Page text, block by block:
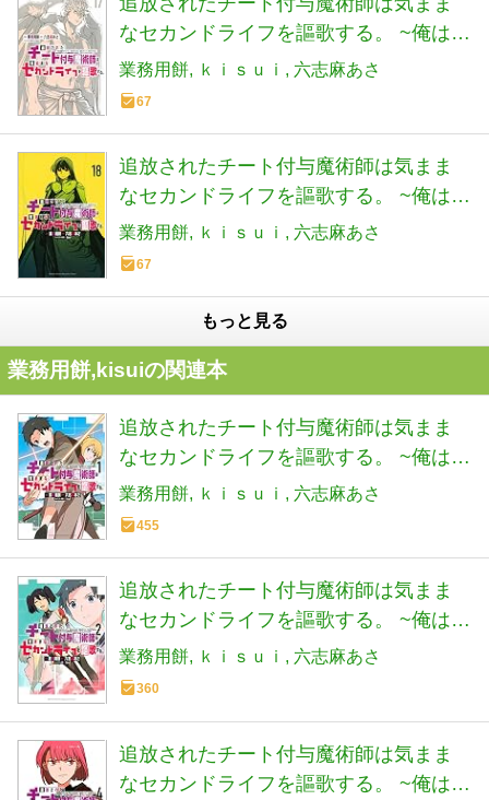
ス)
なセカンドライフを謳歌する。 ~俺は武
器だけじゃなく、あらゆるものに『強
化ポイント』を付与できるし、俺の意
ス)
業務用餅 ｋｉｓｕｉ 六志麻あさ
67
追放されたチート付与魔術師は気まま
なセカンドライフを謳歌する。 ~俺は武
器だけじゃなく、あらゆるものに『強
化ポイント』を付与できるし、俺の意
残った人たち大丈夫?~(18) (KCデラック
ス)
業務用餅 ｋｉｓｕｉ 六志麻あさ
67
もっと見る
業務用餅,kisuiの関連本
追放されたチート付与魔術師は気まま
なセカンドライフを謳歌する。 ~俺は武
器だけじゃなく、あらゆるものに『強
化ポイント』を付与できるし、俺の意
残った人たち大丈夫?~(1) (KCデラック
ス)
業務用餅 ｋｉｓｕｉ 六志麻あさ
455
追放されたチート付与魔術師は気まま
なセカンドライフを謳歌する。 ~俺は武
器だけじゃなく、あらゆるものに『強
化ポイント』を付与できるし、俺の意
ス)
業務用餅 ｋｉｓｕｉ 六志麻あさ
360
追放されたチート付与魔術師は気まま
なセカンドライフを謳歌する。 ~俺は武